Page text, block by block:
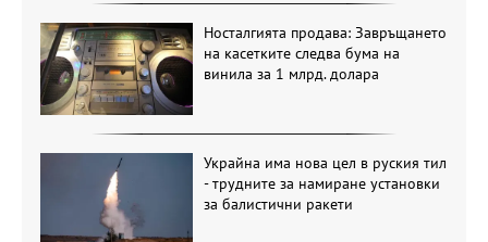
Носталгията продава: Завръщането
на касетките следва бума на
винила за 1 млрд. долара
Украйна има нова цел в руския тил
- трудните за намиране установки
за балистични ракети